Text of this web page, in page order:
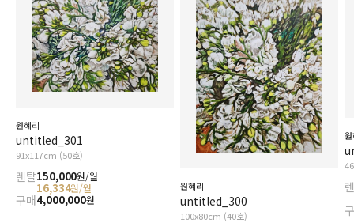
원혜리
untitled_301
91x117cm (50호)
렌탈150,000원/월
16,334원/월
구매4,000,000원
원혜리
untitled_300
100x80cm (40호)